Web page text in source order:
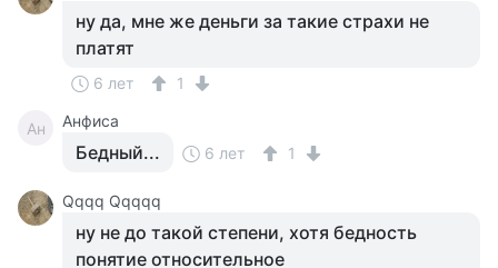
ну да, мне же деньги за такие страхи не
платят
6 лет 1
Ан Анфиса
Бедный... 6 лет 1
Qqqq Qqqqq
ну не до такой степени, хотя бедность
понятие относительное